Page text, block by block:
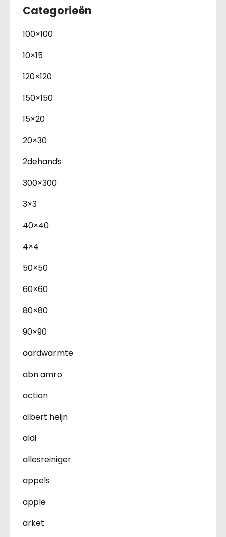
Categorieën
100×100
10×15
120×120
150×150
15×20
20×30
2dehands
300×300
3×3
40×40
4×4
50×50
60×60
80×80
90×90
aardwarmte
abn amro
action
albert heijn
aldi
allesreiniger
appels
apple
arket